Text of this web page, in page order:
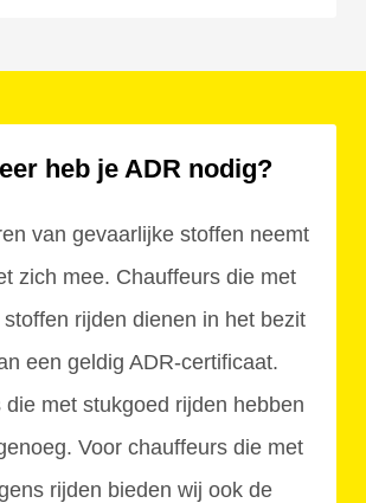
heb je ADR nodig?
van gevaarlijke stoffen neemt
zich mee. Chauffeurs die met
rijden dienen in het bezit
een geldig ADR-certificaat.
die met stukgoed rijden hebben
Voor chauffeurs die met
rijden bieden wij ook de